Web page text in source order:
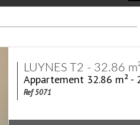
LUYNES T2 - 32.86
Appartement 32.86 m² -
Ref 5071